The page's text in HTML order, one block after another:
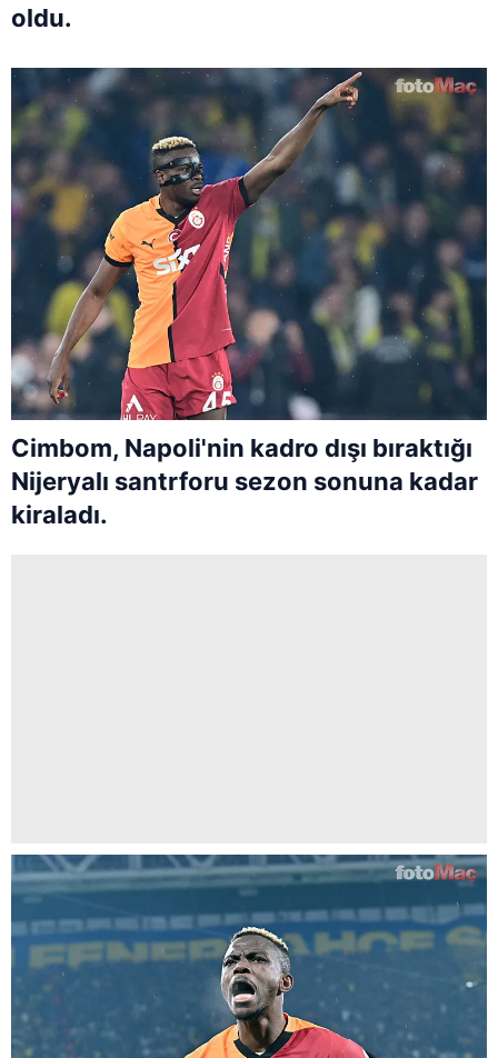
oldu.
Cimbom, Napoli'nin kadro dışı bıraktığı
Nijeryalı santrforu sezon sonuna kadar
kiraladı.